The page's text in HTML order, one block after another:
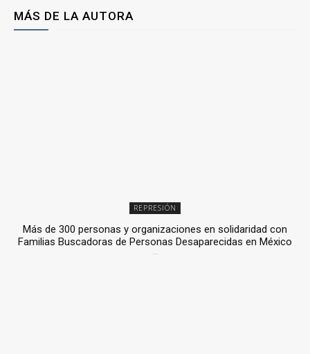
MÁS DE LA AUTORA
REPRESIÓN
Más de 300 personas y organizaciones en solidaridad con
Familias Buscadoras de Personas Desaparecidas en México